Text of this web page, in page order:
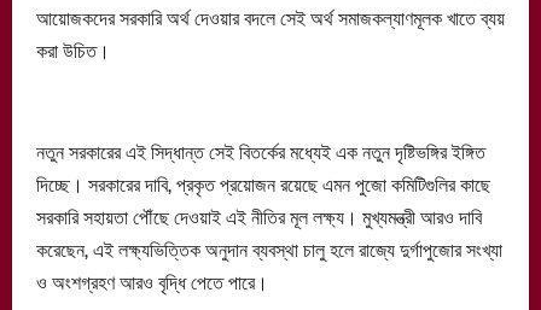
আয়োজকদের সরকারি অর্থ দেওয়ার বদলে সেই অর্থ সমাজকল্যাণমূলক খাতে ব্যয়
করা উচিত।
নতুন সরকারের এই সিদ্ধান্ত সেই বিতর্কের মধ্যেই এক নতুন দৃষ্টিভঙ্গির ইঙ্গিত
দিচ্ছে। সরকারের দাবি, প্রকৃত প্রয়োজন রয়েছে এমন পুজো কমিটিগুলির কাছে
সরকারি সহায়তা পৌঁছে দেওয়াই এই নীতির মূল লক্ষ্য। মুখ্যমন্ত্রী আরও দাবি
করেছেন, এই লক্ষ্যভিত্তিক অনুদান ব্যবস্থা চালু হলে রাজ্যে দুর্গাপুজোর সংখ্যা
ও অংশগ্রহণ আরও বৃদ্ধি পেতে পারে।